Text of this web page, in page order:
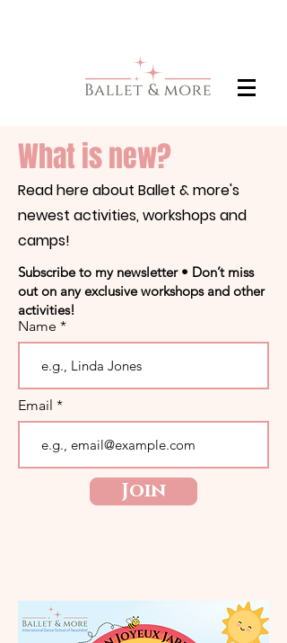
What is new?
Read here about Ballet & more's
newest activities, workshops and
camps!
Subscribe to my newsletter • Don’t miss
out on any exclusive workshops and other
activities!
Name
Email
Join